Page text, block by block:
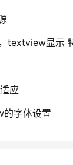
textview显示
应
字体设置